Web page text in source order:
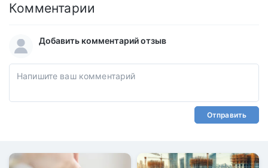
Комментарии
Добавить комментарий отзыв
Отправить